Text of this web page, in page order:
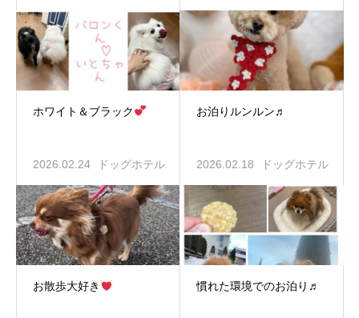
ホワイト＆ブラック
2026.02.24 ドッグホテル
お泊りルンルン♬
2026.02.18 ドッグホテル
お散歩大好き 慣れた環境でのお泊り♬